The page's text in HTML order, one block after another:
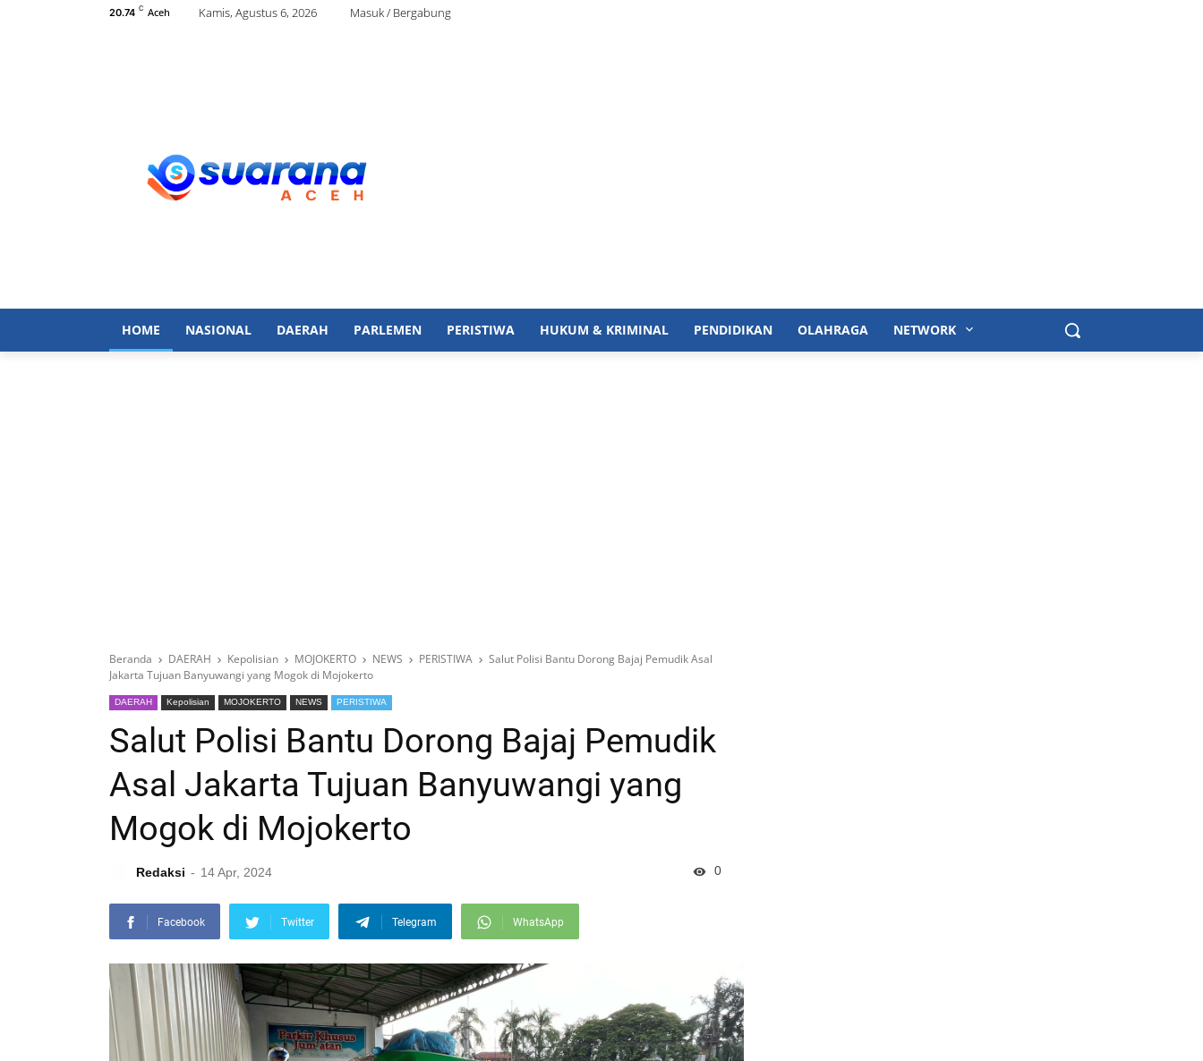
20.74 C Aceh Kamis, Agustus 6, 2026 Masuk / Bergabung
HOME NASIONAL DAERAH PARLEMEN PERISTIWA HUKUM & KRIMINAL PENDIDIKAN OLAHRAGA NETWORK
Beranda DAERAH Kepolisian MOJOKERTO NEWS PERISTIWA
Salut Polisi Bantu Dorong Bajaj Pemudik Asal
Jakarta Tujuan Banyuwangi yang Mogok di Mojokerto
DAERAH Kepolisian MOJOKERTO NEWS PERISTIWA
Salut Polisi Bantu Dorong Bajaj Pemudik
Asal Jakarta Tujuan Banyuwangi yang
Mogok di Mojokerto
Redaksi 14 Apr, 2024 0
Facebook Twitter Telegram WhatsApp